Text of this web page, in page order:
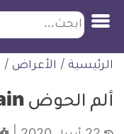
التخطي
للمحتوى
ابحث
الرئيسية / الأعراض /
ألم الحوض Pelvic pain